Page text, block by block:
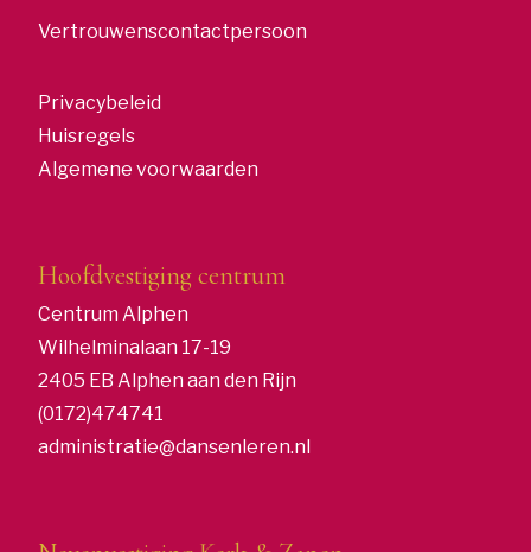
Vertrouwenscontactpersoon
Privacybeleid
Huisregels
Algemene voorwaarden
Hoofdvestiging centrum
Centrum Alphen
Wilhelminalaan 17-19
2405 EB Alphen aan den Rijn
(0172)474741
administratie@dansenleren.nl